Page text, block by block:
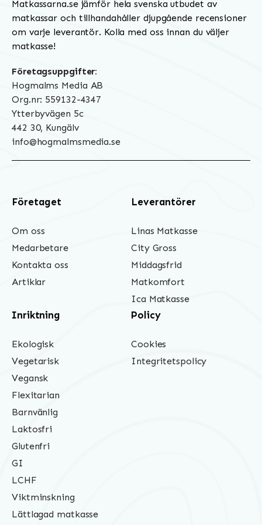
Matkassarna.se jämför hela svenska utbudet av
matkassar och tillhandahåller djupgående recensioner
om varje leverantör. Kolla med oss innan du väljer
matkasse!
Företagsuppgifter:
Hogmalms Media AB
Org.nr: 559132-4347
Ytterbyvägen 5c
442 30, Kungälv
info@hogmalmsmedia.se
Företaget
Om oss
Medarbetare
Kontakta oss
Artiklar
Leverantörer
Linas Matkasse
City Gross
Middagsfrid
Matkomfort
Ica Matkasse
Inriktning
Ekologisk
Vegetarisk
Vegansk
Flexitarian
Barnvänlig
Laktosfri
Glutenfri
GI
LCHF
Viktminskning
Lättlagad matkasse
Policy
Cookies
Integritetspolicy